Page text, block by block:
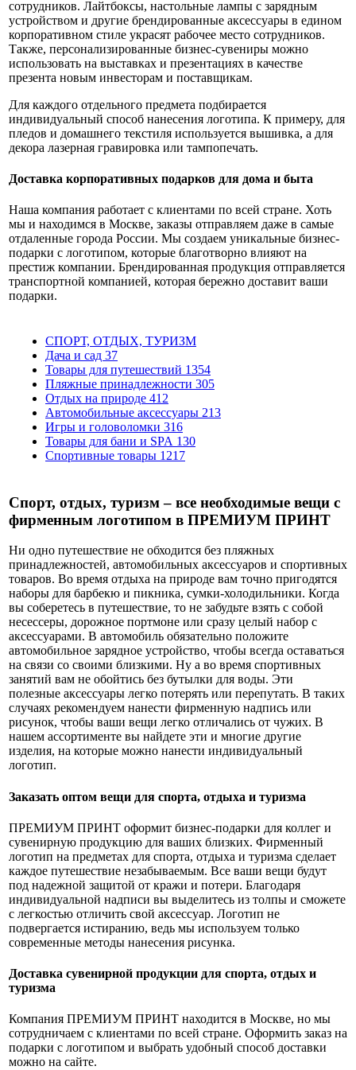
сотрудников. Лайтбоксы, настольные лампы с зарядным
устройством и другие брендированные аксессуары в едином
корпоративном стиле украсят рабочее место сотрудников.
Также, персонализированные бизнес-сувениры можно
использовать на выставках и презентациях в качестве
презента новым инвесторам и поставщикам.
Для каждого отдельного предмета подбирается
индивидуальный способ нанесения логотипа. К примеру, для
пледов и домашнего текстиля используется вышивка, а для
декора лазерная гравировка или тампопечать.
Доставка корпоративных подарков для дома и быта
Наша компания работает с клиентами по всей стране. Хоть
мы и находимся в Москве, заказы отправляем даже в самые
отдаленные города России. Мы создаем уникальные бизнес-
подарки с логотипом, которые благотворно влияют на
престиж компании. Брендированная продукция отправляется
транспортной компанией, которая бережно доставит ваши
подарки.
СПОРТ, ОТДЫХ, ТУРИЗМ
Дача и сад 37
Товары для путешествий 1354
Пляжные принадлежности 305
Отдых на природе 412
Автомобильные аксессуары 213
Игры и головоломки 316
Товары для бани и SPA 130
Спортивные товары 1217
Спорт, отдых, туризм – все необходимые вещи с
фирменным логотипом в ПРЕМИУМ ПРИНТ
Ни одно путешествие не обходится без пляжных
принадлежностей, автомобильных аксессуаров и спортивных
товаров. Во время отдыха на природе вам точно пригодятся
наборы для барбекю и пикника, сумки-холодильники. Когда
вы соберетесь в путешествие, то не забудьте взять с собой
несессеры, дорожное портмоне или сразу целый набор с
аксессуарами. В автомобиль обязательно положите
автомобильное зарядное устройство, чтобы всегда оставаться
на связи со своими близкими. Ну а во время спортивных
занятий вам не обойтись без бутылки для воды. Эти
полезные аксессуары легко потерять или перепутать. В таких
случаях рекомендуем нанести фирменную надпись или
рисунок, чтобы ваши вещи легко отличались от чужих. В
нашем ассортименте вы найдете эти и многие другие
изделия, на которые можно нанести индивидуальный
логотип.
Заказать оптом вещи для спорта, отдыха и туризма
ПРЕМИУМ ПРИНТ оформит бизнес-подарки для коллег и
сувенирную продукцию для ваших близких. Фирменный
логотип на предметах для спорта, отдыха и туризма сделает
каждое путешествие незабываемым. Все ваши вещи будут
под надежной защитой от кражи и потери. Благодаря
индивидуальной надписи вы выделитесь из толпы и сможете
с легкостью отличить свой аксессуар. Логотип не
подвергается истиранию, ведь мы используем только
современные методы нанесения рисунка.
Доставка сувенирной продукции для спорта, отдых и
туризма
Компания ПРЕМИУМ ПРИНТ находится в Москве, но мы
сотрудничаем с клиентами по всей стране. Оформить заказ на
подарки с логотипом и выбрать удобный способ доставки
можно на сайте.